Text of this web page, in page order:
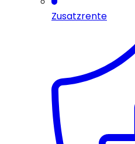
Zusatzrente